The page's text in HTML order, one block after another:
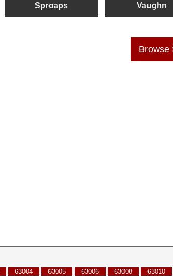
Sproaps
Vaughn
Browse
63004 63005 63006 63008 63010